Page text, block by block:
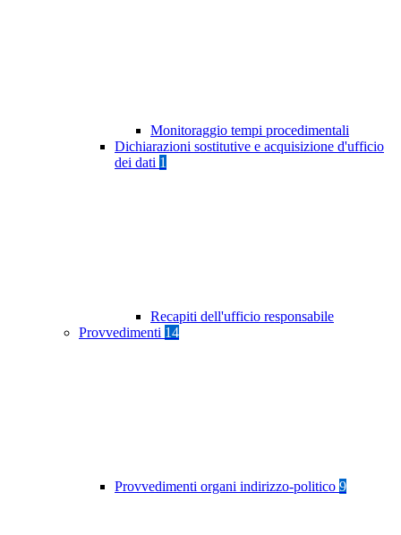
Monitoraggio tempi procedimentali
Dichiarazioni sostitutive e acquisizione d'ufficio
dei dati 1
Recapiti dell'ufficio responsabile
Provvedimenti 14
Provvedimenti organi indirizzo-politico 9